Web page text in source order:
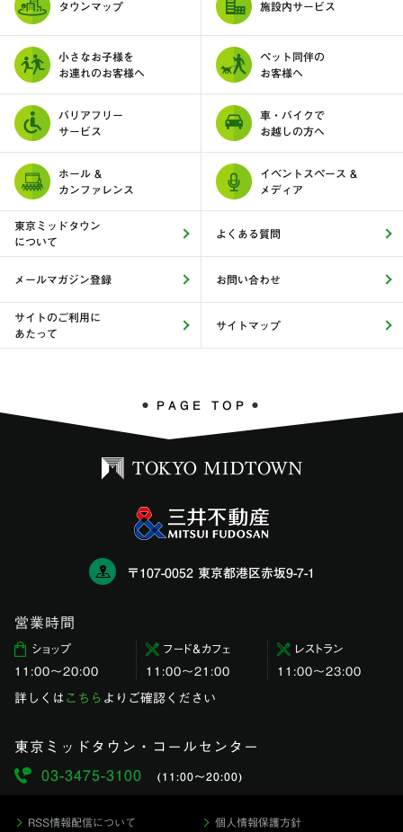
タウンマップ 施設内サービス
小さなお子様を
お連れのお客様へ
ペット同伴の
お客様へ
バリアフリー
サービス
車・バイクで
お越しの方へ
ホール &
カンファレンス
イベントスペース &
メディア
東京ミッドタウン
について
よくある質問
メールマガジン登録 お問い合わせ
サイトのご利用に
あたって
サイトマップ
PAGE TOP
〒107-0052 東京都港区赤坂9-7-1
営業時間
ショップ
11:00〜20:00
フード＆カフェ
11:00～21:00
レストラン
11:00〜23:00
詳しくは こちら よりご確認ください
東京ミッドタウン・コールセンター
03-3475-3100
(11:00〜20:00)
RSS情報配信について 個人情報保護方針